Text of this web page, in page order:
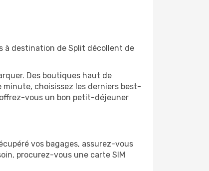
à destination de Split décollent de
Des boutiques haut de
choisissez les derniers best-
vous un bon petit-déjeuner
vos bagages, assurez-vous
procurez-vous une carte SIM